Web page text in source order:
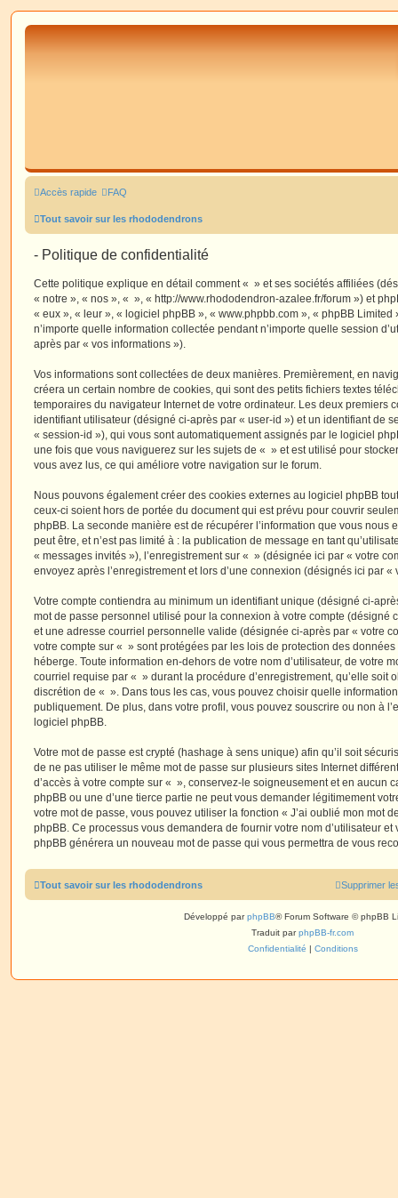
Accès rapide FAQ
Tout savoir sur les rhododendrons
- Politique de confidentialité
Cette politique explique en détail comment « » et ses sociétés affiliées
« notre », « nos », « », « http://www.rhododendron-azalee.fr/forum ») et
« eux », « leur », « logiciel phpBB », « www.phpbb.com », « phpBB
n’importe quelle information collectée pendant n’importe quelle session
après par « vos informations »).
Vos informations sont collectées de deux manières. Premièrement, en
créera un certain nombre de cookies, qui sont des petits fichiers textes
temporaires du navigateur Internet de votre ordinateur. Les deux premiers
identifiant utilisateur (désigné ci-après par « user-id ») et un identifiant de
« session-id »), qui vous sont automatiquement assignés par le logiciel
une fois que vous naviguerez sur les sujets de « » et est utilisé pour
vous avez lus, ce qui améliore votre navigation sur le forum.
Nous pouvons également créer des cookies externes au logiciel phpBB
ceux-ci soient hors de portée du document qui est prévu pour couvrir
phpBB. La seconde manière est de récupérer l’information que vous nous
peut être, et n’est pas limité à : la publication de message en tant
« messages invités »), l’enregistrement sur « » (désignée ici par « votre
envoyez après l’enregistrement et lors d’une connexion (désignés ici par «
Votre compte contiendra au minimum un identifiant unique (désigné ci-
mot de passe personnel utilisé pour la connexion à votre compte (désigné
et une adresse courriel personnelle valide (désignée ci-après par « votre
votre compte sur « » sont protégées par les lois de protection des
héberge. Toute information en-dehors de votre nom d’utilisateur, de votre
courriel requise par « » durant la procédure d’enregistrement, qu’elle soit
discrétion de « ». Dans tous les cas, vous pouvez choisir quelle
publiquement. De plus, dans votre profil, vous pouvez souscrire ou non à
logiciel phpBB.
Votre mot de passe est crypté (hashage à sens unique) afin qu’il soit
de ne pas utiliser le même mot de passe sur plusieurs sites Internet
d’accès à votre compte sur « », conservez-le soigneusement et en aucun
phpBB ou une d’une tierce partie ne peut vous demander légitimement
votre mot de passe, vous pouvez utiliser la fonction « J’ai oublié mon mot
phpBB. Ce processus vous demandera de fournir votre nom d’utilisateur
phpBB générera un nouveau mot de passe qui vous permettra de vous
Tout savoir sur les rhododendrons Supprimer
Développé parphpBB® Forum Software © phpBB
Traduit parphpBB-fr.com
Confidentialité | Conditions